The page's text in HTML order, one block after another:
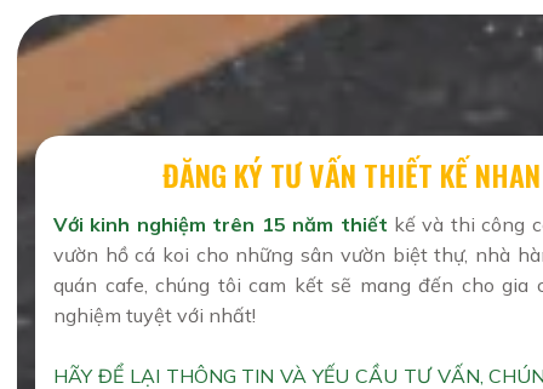
ĐĂNG KÝ TƯ VẤN THIẾT KẾ
Với kinh nghiệm trên 15 năm thiết kế và thi công
vườn hồ cá koi cho những sân vườn biệt thự, nhà
quán cafe, chúng tôi cam kết sẽ mang đến cho gia
nghiệm tuyệt với nhất!
HÃY ĐỂ LẠI THÔNG TIN VÀ YẾU CẦU TƯ VẤN,